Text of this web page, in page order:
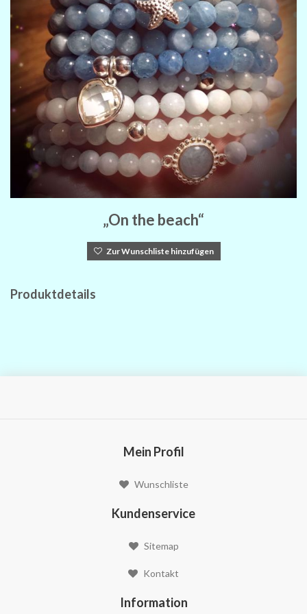
„On the beach“
Zur Wunschliste hinzufügen
Produktdetails
Mein Profil
Wunschliste
Kundenservice
Sitemap
Kontakt
Information